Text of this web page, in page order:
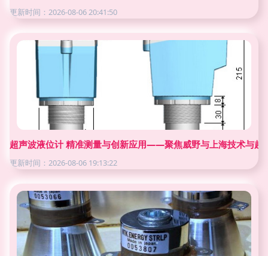
更新时间：2026-08-06 20:41:50
超声波液位计 精准测量与创新应用——聚焦威野与上海技术与超
更新时间：2026-08-06 19:13:22